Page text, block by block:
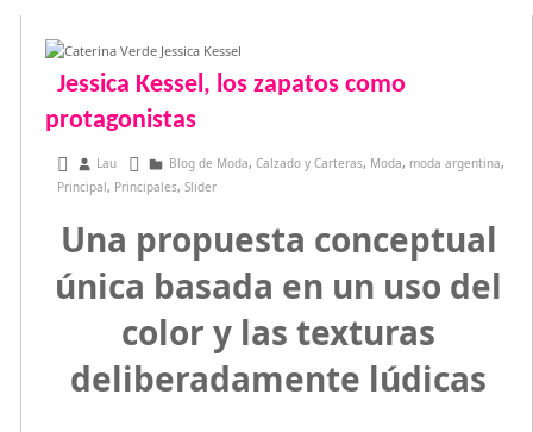
Jessica Kessel, los zapatos como
protagonistas
mayo 14, 2017
Lau Blog de Moda, Calzado y Carteras, Moda, moda argentina,
Principal, Principales, Slider
Una propuesta conceptual
única basada en un uso del
color y las texturas
deliberadamente lúdicas